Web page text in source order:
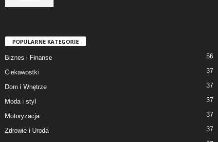
POPULARNE KATEGORIE
Biznes i Finanse 56
Ciekawostki 37
Dom i Wnętrze 37
Moda i styl 37
Motoryzacja 37
Zdrowie i Uroda 37